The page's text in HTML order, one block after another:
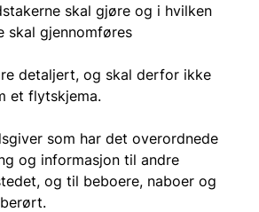
skal gjøre og i hvilken
skal gjennomføres
detaljert, og skal derfor ikke
et flytskjema.
som har det overordnede
og informasjon til andre
og til beboere, naboer og